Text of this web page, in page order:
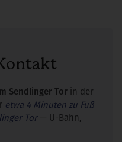
Sendlinger Tor in der
etwa 4 Minuten zu Fuß
Tor— U-Bahn,